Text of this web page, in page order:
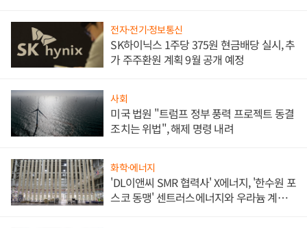
전자·전기·정보통신
SK하이닉스 1주당 375원 현금배당 실시, 추
가 주주환원 계획 9월 공개 예정
사회
미국 법원 "트럼프 정부 풍력 프로젝트 동결
조치는 위법", 해제 명령 내려
화학·에너지
'DL이앤씨 SMR 협력사' X에너지, '한수원 포
스코 동맹' 센트러스에너지와 우라늄 계약